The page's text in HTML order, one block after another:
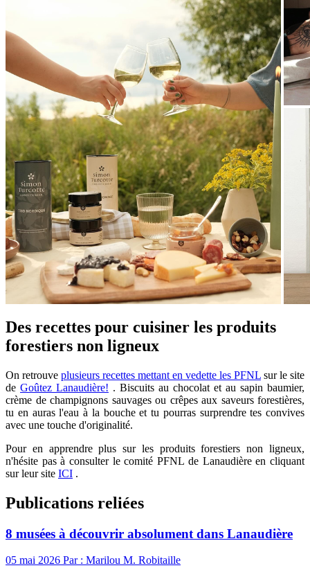
Des recettes pour cuisiner les produits
forestiers non ligneux
On retrouve plusieurs recettes mettant en vedette les PFNL sur le site
de Goûtez Lanaudière! . Biscuits au chocolat et au sapin baumier,
crème de champignons sauvages ou crêpes aux saveurs forestières,
tu en auras l'eau à la bouche et tu pourras surprendre tes convives
avec une touche d'originalité.
Pour en apprendre plus sur les produits forestiers non ligneux,
n'hésite pas à consulter le comité PFNL de Lanaudière en cliquant
sur leur site ICI .
Publications reliées
8 musées à découvrir absolument dans Lanaudière
05 mai 2026 Par : Marilou M. Robitaille